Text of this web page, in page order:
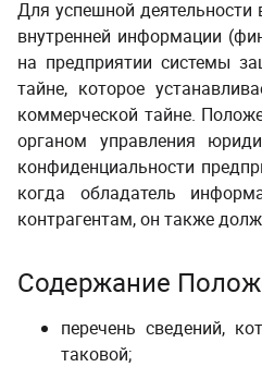
Для успешной деятельности
внутренней информации
на предприятии системы
тайне, которое
коммерческой тайне.
органом управления
конфиденциальности
когда обладатель
контрагентам, он также
Содержание
перечень сведений,
таковой;